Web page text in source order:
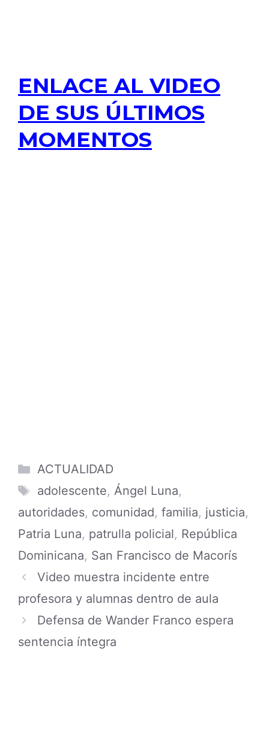
ENLACE AL VIDEO
DE SUS ÚLTIMOS
MOMENTOS
Categories
ACTUALIDAD
Tags
adolescente, Ángel Luna,
autoridades, comunidad, familia, justicia,
Patria Luna, patrulla policial, República
Dominicana, San Francisco de Macorís
Video muestra incidente entre
profesora y alumnas dentro de aula
Defensa de Wander Franco espera
sentencia íntegra